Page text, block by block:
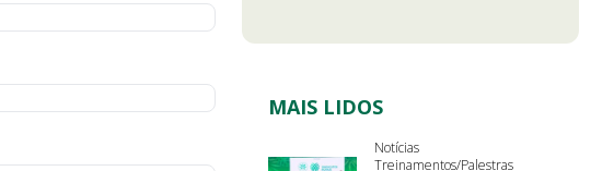
MAIS LIDOS
Notícias
Treinamentos/Palestras